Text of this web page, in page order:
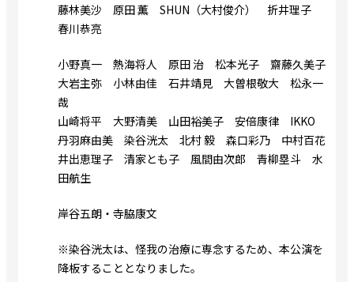
藤林美沙 原田 薫 SHUN（大村俊介） 折井理子
春川恭亮
小野真一 熱海将人 原田 治 松本光子 齋藤久美子
大岩主弥 小林由佳 石井靖見 大曽根敬大 松永一
哉
山崎将平 大野清美 山田裕美子 安倍康律 IKKO
丹羽麻由美 染谷洸太 北村 毅 森口彩乃 中村百花
井出恵理子 清家とも子 風間由次郎 青柳塁斗 水
田航生
岸谷五朗・寺脇康文
※染谷洸太は、怪我の治療に専念するため、本公演を
降板することとなりました。